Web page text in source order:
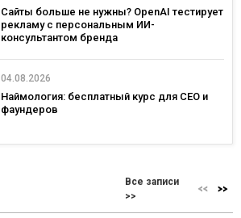
Сайты больше не нужны? OpenAI тестирует
рекламу с персональным ИИ-
консультантом бренда
04.08.2026
Наймология: бесплатный курс для CEO и
фаундеров
Все записи
>>